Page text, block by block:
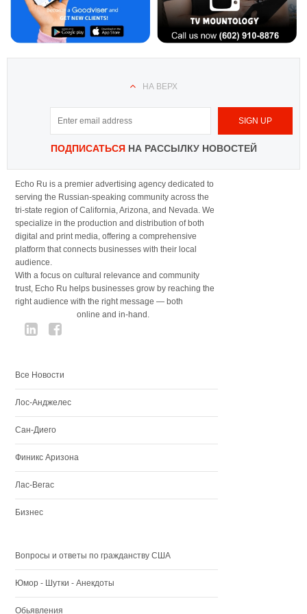
НА ВЕРХ
ПОДПИСАТЬСЯНА РАССЫЛКУ НОВОСТЕЙ
Echo Ru is a premier advertising agency dedicated to
serving the Russian-speaking community across the
tri-state region of California, Arizona, and Nevada. We
specialize in the production and distribution of both
digital and print media, offering a comprehensive
platform that connects businesses with their local
audience.
With a focus on cultural relevance and community
trust, Echo Ru helps businesses grow by reaching the
right audience with the right message — both
online and in-hand.
Все Новости
Лос-Анджелес
Сан-Диего
Финикс Аризона
Лас-Вегас
Бизнес
Вопросы и ответы по гражданству США
Юмор - Шутки - Анекдоты
Обьявления